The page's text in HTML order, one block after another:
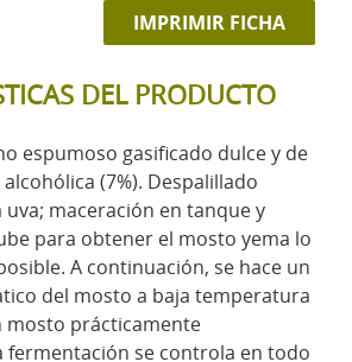
IMPRIMIR FICHA
DEL PRODUCTO
espumoso gasificado dulce y de
(7%). Despalillado
maceración en tanque y
para obtener el mosto yema lo
A continuación, se hace un
del mosto a baja temperatura
mosto prácticamente
fermentación se controla en todo